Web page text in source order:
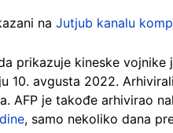
na Jutjub kanalu
prikazuje kineske vojnike
10. avgusta 2022.
AFP je takođe arhivirao
, samo nekoliko dana